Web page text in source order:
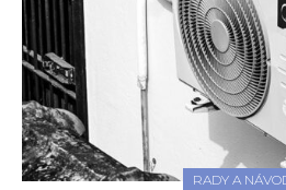
RADY A